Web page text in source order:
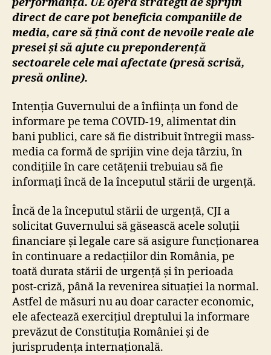
direct de care pot beneficia companiile de
media, care să țină cont de nevoile reale ale
presei și să ajute cu preponderență
sectoarele cele mai afectate (presă scrisă,
presă online).
Intenția Guvernului de a înființa un fond de
informare pe tema COVID-19, alimentat din
bani publici, care să fie distribuit întregii mass-
media ca formă de sprijin vine deja târziu, în
condițiile în care cetățenii trebuiau să fie
informați încă de la începutul stării de urgență.
Încă de la începutul stării de urgență, CJI a
solicitat Guvernului să găsească acele soluții
financiare și legale care să asigure funcționarea
în continuare a redacțiilor din România, pe
toată durata stării de urgență și în perioada
post-criză, până la revenirea situației la normal.
Astfel de măsuri nu au doar caracter economic,
ele afectează exercițiul dreptului la informare
prevăzut de Constituția României și de
jurisprudența internațională.